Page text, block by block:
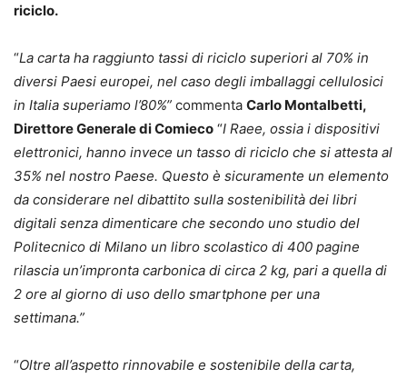
riciclo.
“La carta ha raggiunto tassi di riciclo superiori al 70% in
diversi Paesi europei, nel caso degli imballaggi cellulosici
in Italia superiamo l’80%” commenta Carlo Montalbetti,
Direttore Generale di Comieco “I Raee, ossia i dispositivi
elettronici, hanno invece un tasso di riciclo che si attesta al
35% nel nostro Paese. Questo è sicuramente un elemento
da considerare nel dibattito sulla sostenibilità dei libri
digitali senza dimenticare che secondo uno studio del
Politecnico di Milano un libro scolastico di 400 pagine
rilascia un’impronta carbonica di circa 2 kg, pari a quella di
2 ore al giorno di uso dello smartphone per una
settimana.”
“Oltre all’aspetto rinnovabile e sostenibile della carta,